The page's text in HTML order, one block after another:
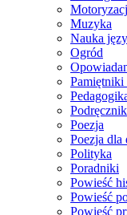
Muzyka
Nauka
Ogród
Poezja
Poezja dla
Polityka
Poradniki
Powieść
Powieść
Powieść